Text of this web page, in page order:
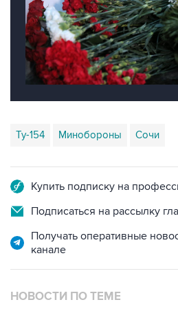
Ту-154 Минобороны Сочи
Купить подписку на
Подписаться на рассылку
Получать оперативные
канале
НОВОСТИ ПО ТЕМЕ